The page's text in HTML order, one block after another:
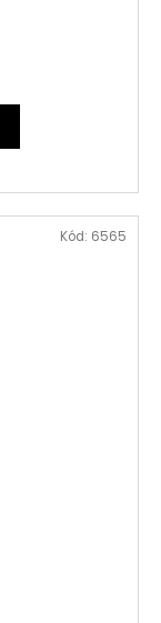
Kód: 6565